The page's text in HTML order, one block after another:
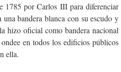
1785 por Carlos III para diferenciar
bandera blanca con su escudo y
hizo oficial como bandera nacional
en todos los edificios públicos
ella.